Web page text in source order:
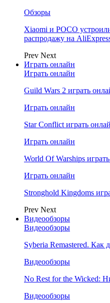
Обзоры
Xiaomi и POCO
распродажу на
Prev Next
Играть онлайн
Играть онлайн
Guild Wars 2 играть
Играть онлайн
Star Conflict играть
Играть онлайн
World Of Warships
Играть онлайн
Stronghold Kingdoms
Prev Next
Видеообзоры
Видеообзоры
Syberia Remastered. Как
Видеообзоры
No Rest for the Wicked:
Видеообзоры